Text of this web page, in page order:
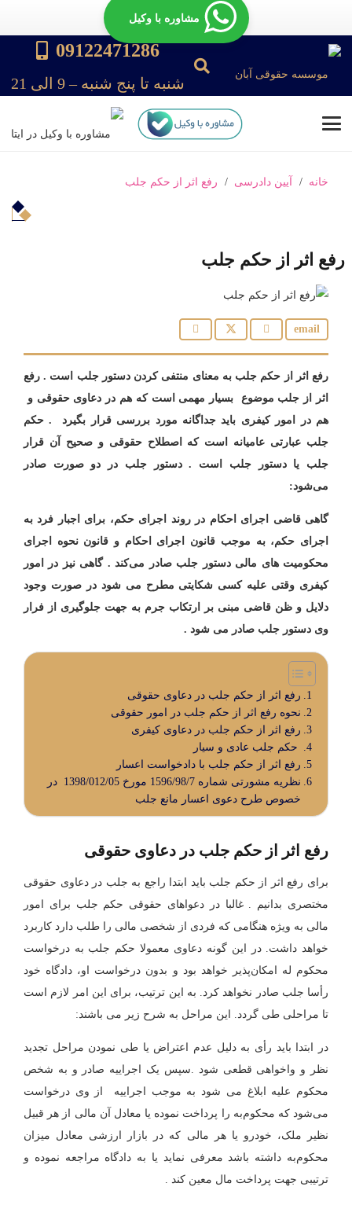
مشاوره با وکیل
09122471286
شنبه تا پنج شنبه – 9 الی 21
خانه / آیین دادرسی / رفع اثر از حکم جلب
رفع اثر از حکم جلب
رفع اثر از حکم جلب به معنای منتفی کردن دستور جلب است . رفع
اثر از جلب موضوع بسیار مهمی است که هم در دعاوی حقوقی و
هم در امور کیفری باید جداگانه مورد بررسی قرار بگیرد . حکم
جلب عبارتی عامیانه است که اصطلاح حقوقی و صحیح آن قرار
جلب یا دستور جلب است . دستور جلب در دو صورت صادر
می‌شود:
گاهی قاضی اجرای احکام در روند اجرای حکم، برای اجبار فرد به
اجرای حکم، به موجب قانون اجرای احکام و قانون نحوه اجرای
محکومیت های مالی دستور جلب صادر می‌کند . گاهی نیز در امور
کیفری وقتی علیه کسی شکایتی مطرح می شود در صورت وجود
دلایل و ظن قاضی مبنی بر ارتکاب جرم به جهت جلوگیری از فرار
وی دستور جلب صادر می شود .
رفع اثر از حکم جلب در دعاوی حقوقی
نحوه رفع اثر از حکم جلب در امور حقوقی
رفع اثر از حکم جلب در دعاوی کیفری
حکم جلب عادی و سیار
رفع اثر از حکم جلب با دادخواست اعسار
نظریه مشورتی شماره 1596/98/7 مورخ 1398/012/05 در
خصوص طرح دعوی اعسار مانع جلب
رفع اثر از حکم جلب در دعاوی حقوقی
برای رفع اثر از حکم جلب باید ابتدا راجع به جلب در دعاوی حقوقی
مختصری بدانیم . غالبا در دعواهای حقوقی حکم جلب برای امور
مالی به ویژه هنگامی که فردی از شخصی مالی را طلب دارد کاربرد
خواهد داشت. در این گونه دعاوی معمولا حکم جلب به درخواست
محکوم ‌له امکان‌پذیر خواهد بود و بدون درخواست او، دادگاه خود
رأسا جلب صادر نخواهد کرد. به این ترتیب، برای این امر لازم است
تا مراحلی طی گردد. این مراحل به شرح زیر می باشند:
در ابتدا باید رأی به دلیل عدم اعتراض یا طی نمودن مراحل تجدید
نظر و واخواهی قطعی شود .سپس یک اجراییه صادر و به شخص
محکوم علیه ابلاغ می شود به موجب اجراییه از وی درخواست
می‌شود که محکوم‌به را پرداخت نموده یا معادل آن مالی از هر قبیل
نظیر ملک، خودرو یا هر مالی که در بازار ارزشی معادل میزان
محکوم‌به داشته باشد معرفی نماید یا به دادگاه مراجعه نموده و
ترتیبی جهت پرداخت مال معین کند .